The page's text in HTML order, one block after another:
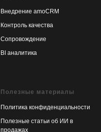
Внедрение amoCRM
Контроль качества
Сопровождение
BI аналитика
Полезные материалы
Политика конфиденциальности
Полезные статьи об ИИ в
продажах